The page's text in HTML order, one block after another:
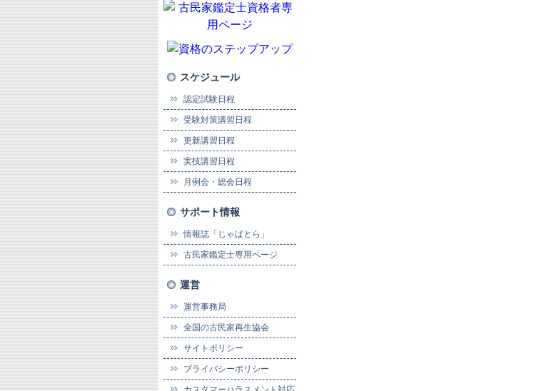
スケジュール
認定試験日程
受験対策講習日程
更新講習日程
実技講習日程
月例会・総会日程
サポート情報
情報誌「じゃぱとら」
古民家鑑定士専用ページ
運営
運営事務局
全国の古民家再生協会
サイトポリシー
プライバシーポリシー